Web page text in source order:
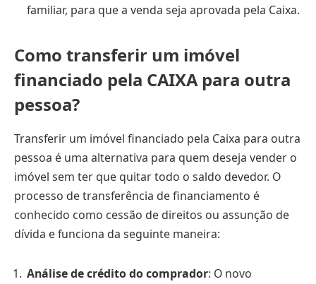
familiar, para que a venda seja aprovada pela Caixa.
Como transferir um imóvel
financiado pela CAIXA para outra
pessoa?
Transferir um imóvel financiado pela Caixa para outra
pessoa é uma alternativa para quem deseja vender o
imóvel sem ter que quitar todo o saldo devedor. O
processo de transferência de financiamento é
conhecido como cessão de direitos ou assunção de
dívida e funciona da seguinte maneira:
Análise de crédito do comprador: O novo